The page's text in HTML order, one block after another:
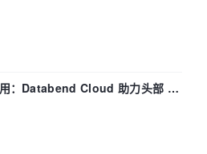
：Databend Cloud 助力头部 AI
管道